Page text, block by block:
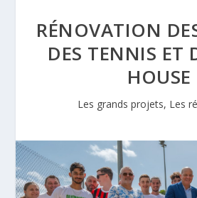
RÉNOVATION
DES TENNIS ET
HOUSE
Les grands projets, Les